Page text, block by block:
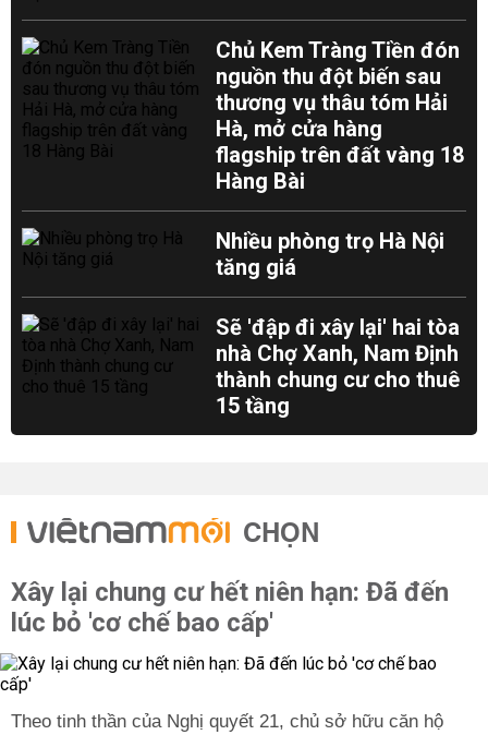
Chủ Kem Tràng Tiền đón
nguồn thu đột biến sau
thương vụ thâu tóm Hải
Hà, mở cửa hàng
flagship trên đất vàng 18
Hàng Bài
Nhiều phòng trọ Hà Nội
tăng giá
Sẽ 'đập đi xây lại' hai tòa
nhà Chợ Xanh, Nam Định
thành chung cư cho thuê
15 tầng
CHỌN
Xây lại chung cư hết niên hạn: Đã đến
lúc bỏ 'cơ chế bao cấp'
Theo tinh thần của Nghị quyết 21, chủ sở hữu căn hộ